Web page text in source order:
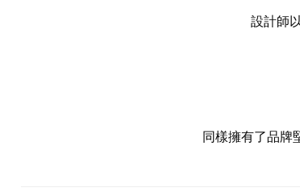
設計師
同樣擁有了品牌